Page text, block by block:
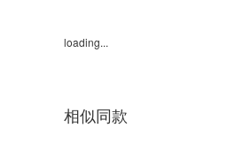
loading...
相似同款